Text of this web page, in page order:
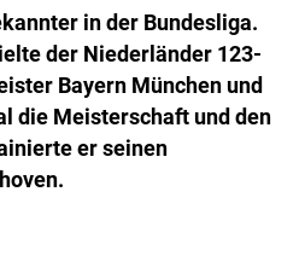
in der Bundesliga.
der Niederländer 123-
Bayern München und
die Meisterschaft und den
er seinen